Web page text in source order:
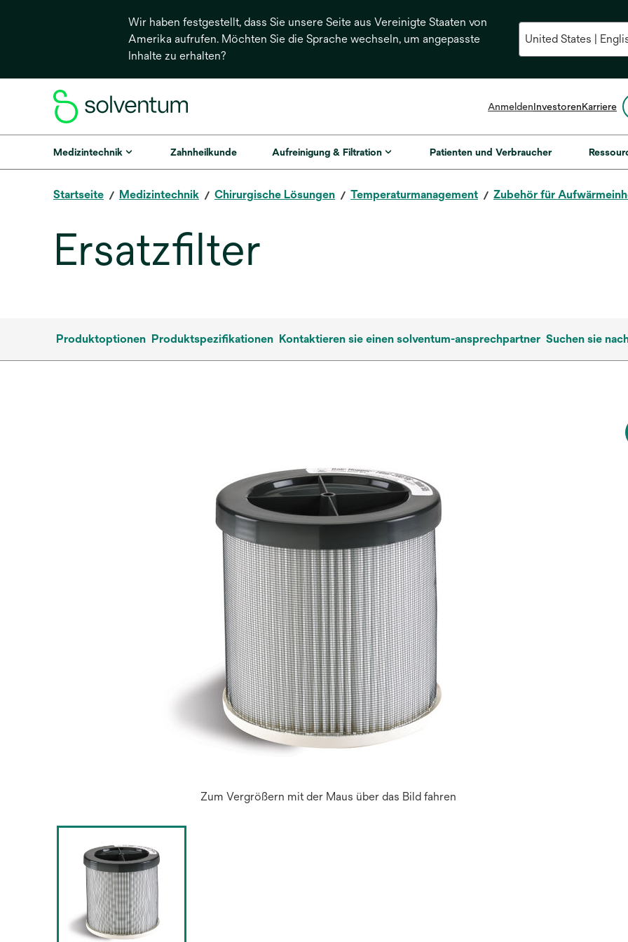
Wir haben festgestellt, dass Sie unsere Seite aus Vereinigte Staaten von
Amerika aufrufen. Möchten Sie die Sprache wechseln, um angepasste
Inhalte zu erhalten?
AnmeldenInvestorenKarriere
Medizintechnik Zahnheilkunde Aufreinigung & Filtration Patienten und Verbraucher
Startseite Medizintechnik Chirurgische Lösungen Temperaturmanagement Zubehör für
Ersatzfilter
Produktoptionen Produktspezifikationen Kontaktieren sie einen solventum-ansprechpartner Suchen sie
Zum Vergrößern mit der Maus über das Bild fahren